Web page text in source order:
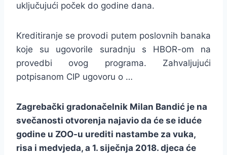
uključujući poček do godine dana.
Kreditiranje se provodi putem poslovnih banaka
koje su ugovorile suradnju s HBOR-om na
provedbi ovog programa. Zahvaljujući
potpisanom CIP ugovoru o …
Zagrebački gradonačelnik Milan Bandić je na
svečanosti otvorenja najavio da će se iduće
godine u ZOO-u urediti nastambe za vuka,
risa i medvjeda, a 1. siječnja 2018. djeca će